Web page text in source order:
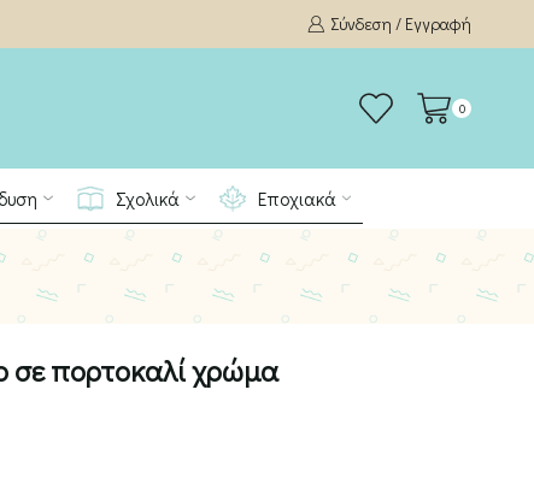
Σύνδεση / Εγγραφή
0
Σχολικά Εποχιακά
σε πορτοκαλί χρώμα